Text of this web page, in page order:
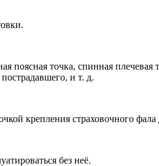
поясная точка, спинная
и т. д.
крепления страховочного
без неё.